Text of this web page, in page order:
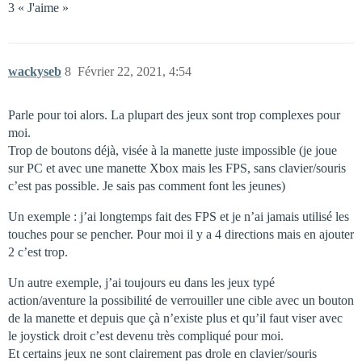
3 « J'aime »
wackyseb Février 22, 2021, 4:54
8
Parle pour toi alors. La plupart des jeux sont trop complexes pour
moi.
Trop de boutons déjà, visée à la manette juste impossible (je joue
sur PC et avec une manette Xbox mais les FPS, sans clavier/souris
c’est pas possible. Je sais pas comment font les jeunes)
Un exemple : j’ai longtemps fait des FPS et je n’ai jamais utilisé les
touches pour se pencher. Pour moi il y a 4 directions mais en ajouter
2 c’est trop.
Un autre exemple, j’ai toujours eu dans les jeux typé
action/aventure la possibilité de verrouiller une cible avec un bouton
de la manette et depuis que çà n’existe plus et qu’il faut viser avec
le joystick droit c’est devenu très compliqué pour moi.
Et certains jeux ne sont clairement pas drole en clavier/souris